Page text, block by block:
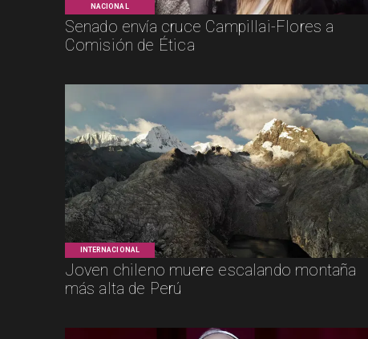
NACIONAL
Senado envía cruce Campillai-Flores a
Comisión de Ética
INTERNACIONAL
Joven chileno muere escalando montaña
más alta de Perú